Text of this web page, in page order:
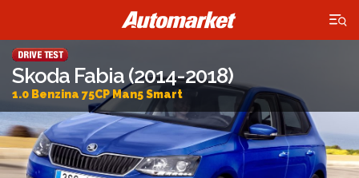
×
Skoda Fabia (2014-2018)
1.0 Benzina 75CP Man5 Smart